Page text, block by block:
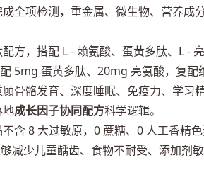
全项检测，重金属、微生物、营养成
方，搭配 L - 赖氨酸、蛋黄多肽、L -
5mg 蛋黄多肽、20mg 亮氨酸，复配
骨骼发育、深度睡眠、免疫力、学习
地成长因子协同配方科学逻辑。
含 8 大过敏原，0 蔗糖、0 人工香精
减少儿童龋齿、食物不耐受、添加剂